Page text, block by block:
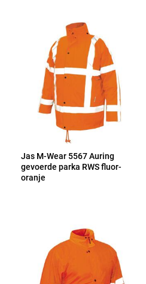
Jas M-Wear 5567 Auring
gevoerde parka RWS fluor-
oranje